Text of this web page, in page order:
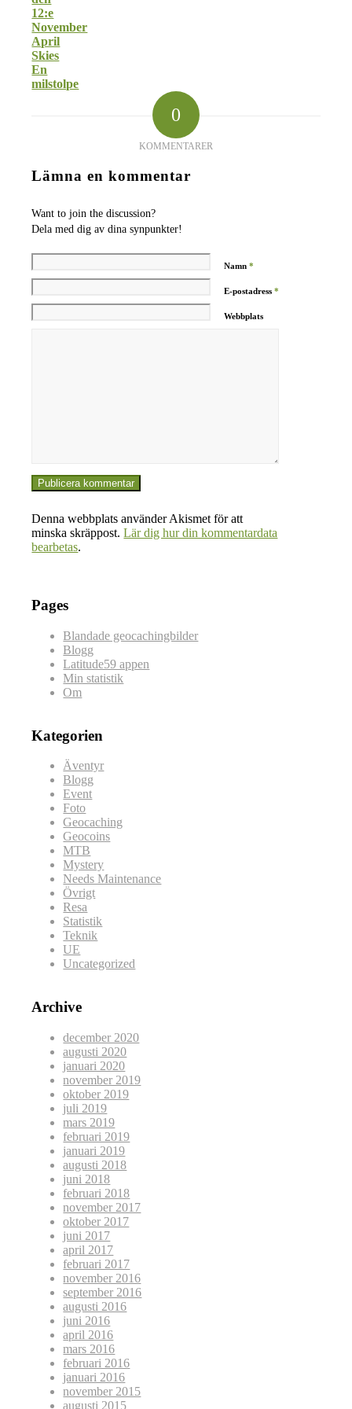
12:e
November
April
Skies
En
milstolpe
0
KOMMENTARER
Lämna en kommentar
Want to join the discussion?
Dela med dig av dina synpunkter!
Namn*
E-postadress*
Webbplats
Denna webbplats använder Akismet för att
minska skräppost.Lär dig hur din kommentardata
bearbetas.
Pages
Blandade geocachingbilder
Blogg
Latitude59 appen
Min statistik
Om
Kategorien
Äventyr
Blogg
Event
Foto
Geocaching
Geocoins
MTB
Mystery
Needs Maintenance
Övrigt
Resa
Statistik
Teknik
UE
Uncategorized
Archive
december 2020
augusti 2020
januari 2020
november 2019
oktober 2019
juli 2019
mars 2019
februari 2019
januari 2019
augusti 2018
juni 2018
februari 2018
november 2017
oktober 2017
juni 2017
april 2017
februari 2017
november 2016
september 2016
augusti 2016
juni 2016
april 2016
mars 2016
februari 2016
januari 2016
november 2015
augusti 2015